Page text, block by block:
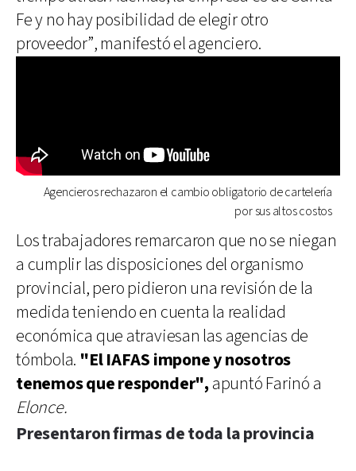
Fe y no hay posibilidad de elegir otro
proveedor”, manifestó el agenciero.
Agencieros rechazaron el cambio obligatorio de cartelería
por sus altos costos
Los trabajadores remarcaron que no se niegan
a cumplir las disposiciones del organismo
provincial, pero pidieron una revisión de la
medida teniendo en cuenta la realidad
económica que atraviesan las agencias de
tómbola. "El IAFAS impone y nosotros
tenemos que responder",apuntó Farinó a
Elonce.
Presentaron firmas de toda la provincia